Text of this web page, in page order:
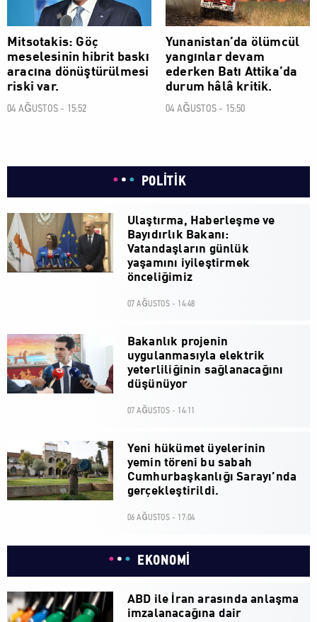
Mitsotakis: Göç
meselesinin hibrit baskı
aracına dönüştürülmesi
riski var.
04 AĞUSTOS - 15:52
Yunanistan’da ölümcül
yangınlar devam
ederken Batı Attika’da
durum hâlâ kritik.
04 AĞUSTOS - 15:50
POLİTİK
Ulaştırma, Haberleşme ve
Bayıdırlık Bakanı:
Vatandaşların günlük
yaşamını iyileştirmek
önceliğimiz
07 AĞUSTOS - 14:48
Bakanlık projenin
uygulanmasıyla elektrik
yeterliliğinin sağlanacağını
düşünüyor
07 AĞUSTOS - 14:11
Yeni hükümet üyelerinin
yemin töreni bu sabah
Cumhurbaşkanlığı Sarayı’nda
gerçekleştirildi.
06 AĞUSTOS - 17:04
EKONOMİ
ABD ile İran arasında anlaşma
imzalanacağına dair